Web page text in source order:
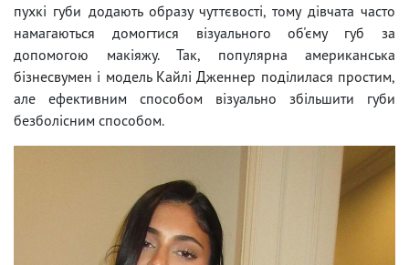
пухкі губи додають образу чуттєвості, тому дівчата часто
намагаються домогтися візуального об'єму губ за
допомогою макіяжу. Так, популярна американська
бізнесвумен і модель Кайлі Дженнер поділилася простим,
але ефективним способом візуально збільшити губи
безболісним способом.